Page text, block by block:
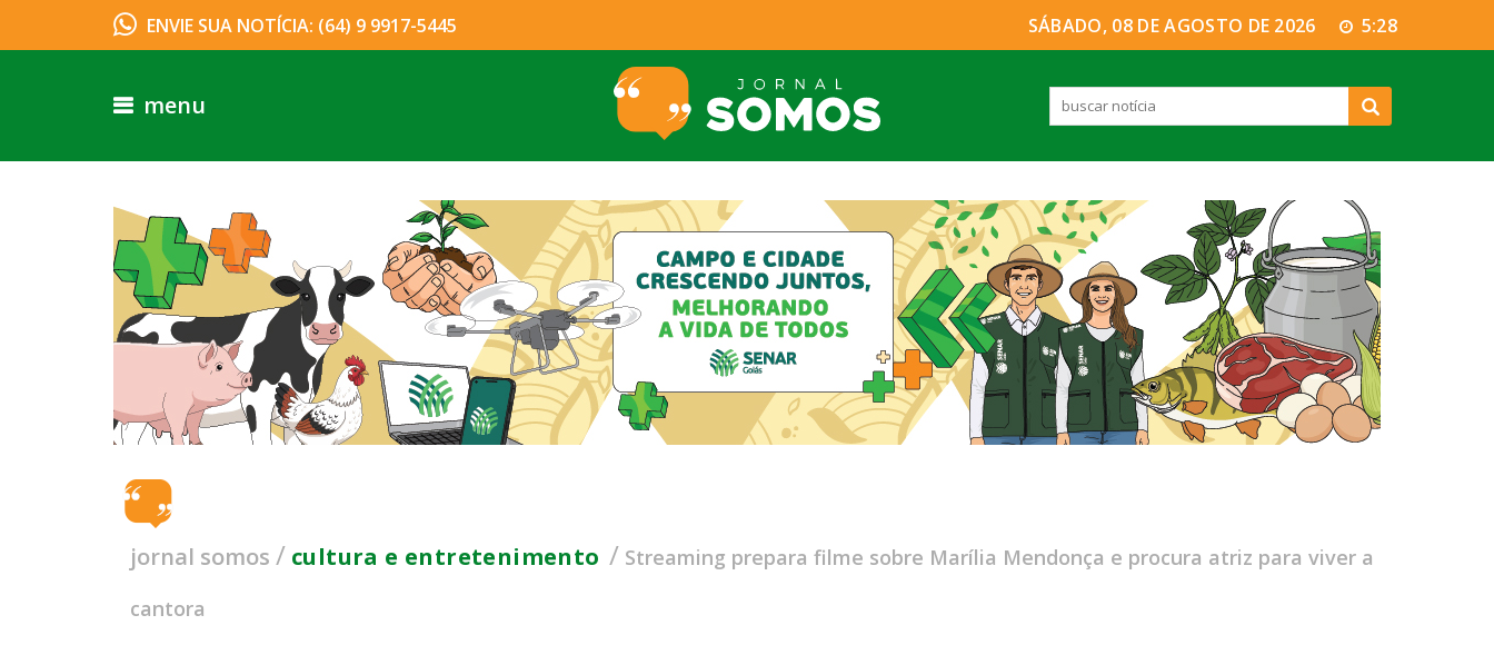
ENVIE SUA NOTÍCIA: (64) 9 9917-5445 SÁBADO, 08 DE AGOSTO DE 2026 5:28
menu
jornal somos / cultura e entretenimento / Streaming prepara filme sobre Marília Mendonça e procura atriz para viver a
cantora